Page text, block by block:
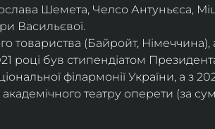
Шемета, Челсо Антуньєса,
Васильєвої.
товариства (Байройт,
році був стипендіатом
філармонії України, а з
театру оперети (за